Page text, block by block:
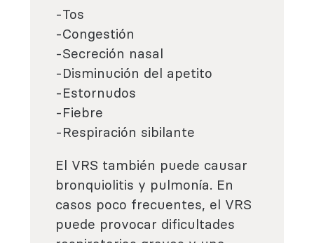
-Tos
-Congestión
-Secreción nasal
-Disminución del apetito
-Estornudos
-Fiebre
-Respiración sibilante
El VRS también puede causar
bronquiolitis y pulmonía. En
casos poco frecuentes, el VRS
puede provocar dificultades